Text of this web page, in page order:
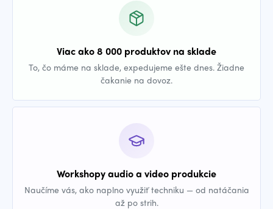
Viac ako 8 000 produktov na sklade
To, čo máme na sklade, expedujeme ešte dnes. Žiadne
čakanie na dovoz.
Workshopy audio a video produkcie
Naučíme vás, ako naplno využiť techniku — od natáčania
až po strih.